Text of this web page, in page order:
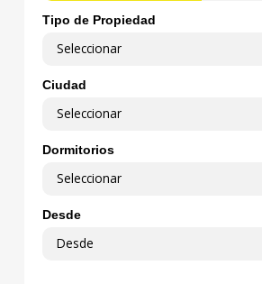
Tipo de Propiedad
Ciudad
Dormitorios
Desde